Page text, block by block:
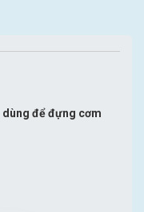
dùng để đựng cơm